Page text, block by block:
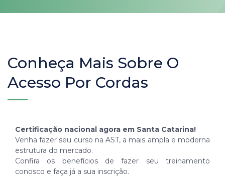
Conheça Mais Sobre O
Acesso Por Cordas
Certificação nacional agora em Santa Catarina!
Venha fazer seu curso na AST, a mais ampla e moderna
estrutura do mercado.
Confira os benefícios de fazer seu treinamento
conosco e faça já a sua inscrição.